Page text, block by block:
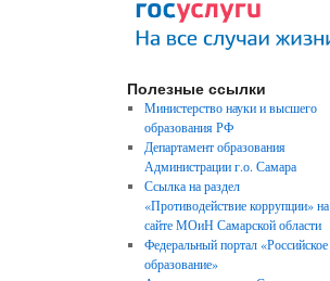
Полезные ссылки
Министерство науки и высшего
образования РФ
Департамент образования
Администрации г.о. Самара
Ссылка на раздел
«Противодействие коррупции» на
сайте МОиН Самарской области
Федеральный портал «Российское
образование»